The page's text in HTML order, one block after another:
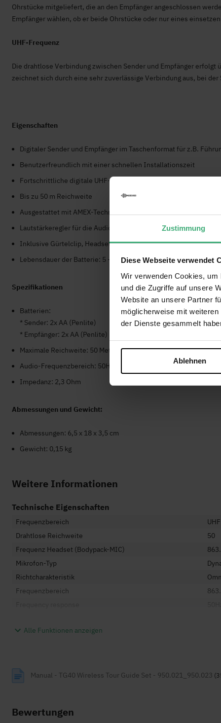
Zustimmung
Diese Webseite verwendet
Wir verwenden Cookies,
und die Zugriffe auf unsere
Website an unsere Partner
möglicherweise mit
der Dienste gesammelt
Ablehnen
Ohrstücke mitgeliefert, die an den Empfänger angeschlossen
Empfänger wählen, ob er beide Ohrstücke oder nur eines
UHF-Frequenz
Die drahtlose Verbindung zwischen Sender und Empfänger erfolgt
zeichnet sich durch eine sehr zuverlässige Verbindung aus, bei
Eigenschaften
Digitaler Sender und Empfänger im Taschenformat für z.B.
Benutzerfreundlich mit einer schnellen Installationszeit
Fortschrittliche digitale UHF-Übertragungstechnik
Bis zu 50 m Reichweite
Ausgestattet mit AMEX-Technologie (Audio Compression-
Lautstärkeregler für die Audioausgabe
Inklusive Gürtelclip, Headset und 4x AA-Batterien
Lebensdauer der Batterie: 5 - 10 Stunden
Spezifikationen
Batterien:
* Sender: 2x AA (Penlite)
* Empfänger: 2x AA (Penlite)
Maximale Reichweite: 50 Meter
Audio-Frequenzbereich: 50Hz - 18kHz
Impedanz: 2,3 Ohm
Abmessungen und Gewicht:
Abmessungen: 6,5 x 18 x 3,5 cm
Gewicht: 0,15 kg
Weitere Informationen
Technische Eigenschaften
Frequenzbereich
UHF
Drahtlose Reichweite
50
Frequenz Headset (Bodypack-MIC)
Mikrofon-Typ
Richtcharakteristik
Frequenzbereich
Mikrofon Typ
Batterie Typ
Alle Funktionen anzeigen
Manual - TG40 Wireless Tour Guide Set - 950.021_950.023
Bewertungen